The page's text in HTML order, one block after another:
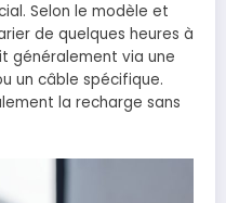
Selon le modèle et
de quelques heures à
généralement via une
un câble spécifique.
la recharge sans